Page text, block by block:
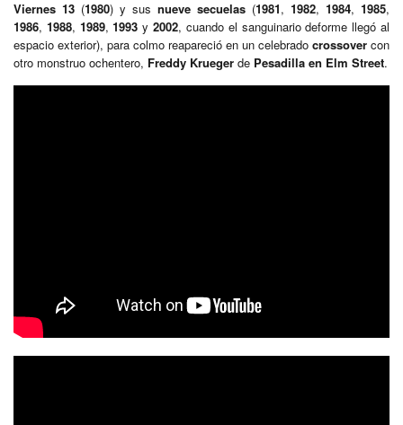
Viernes 13 (1980) y sus nueve secuelas (1981, 1982, 1984, 1985,
1986, 1988, 1989,1993 y2002, cuando el sanguinario deforme llegó al
espacio exterior), para colmo reapareció en un celebrado crossover con
otro monstruo ochentero, Freddy Krueger de Pesadilla en Elm Street.